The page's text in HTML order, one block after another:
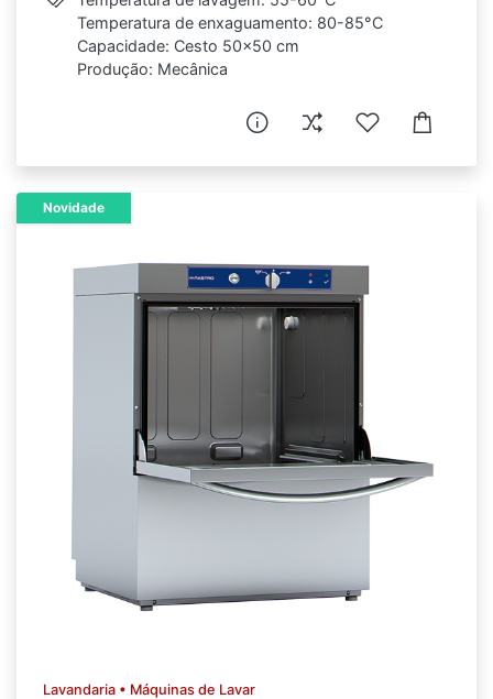
Temperatura de enxaguamento: 80-85°C
Capacidade: Cesto 50x50 cm
Produção: Mecânica
Novidade
Lavandaria • Máquinas de Lavar